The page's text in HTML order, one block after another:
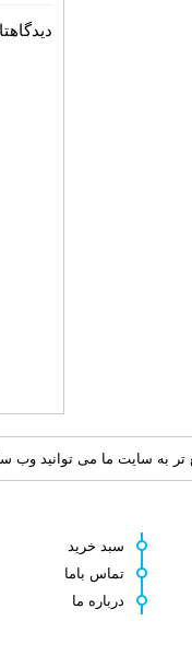
به سایت ما می توانید وب
سبد خرید
تماس باما
درباره ما